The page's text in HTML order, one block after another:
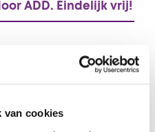
van cookies
ADD. Eindelijk vrij!
van de DBS-